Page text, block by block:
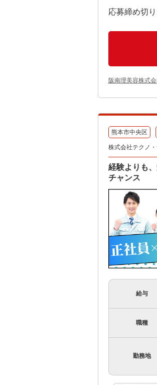
応募締め切
阪南理美容株式
熊本市中央区
株式会社テクノ
経験よりも
チャンス
給与
職種
勤務地